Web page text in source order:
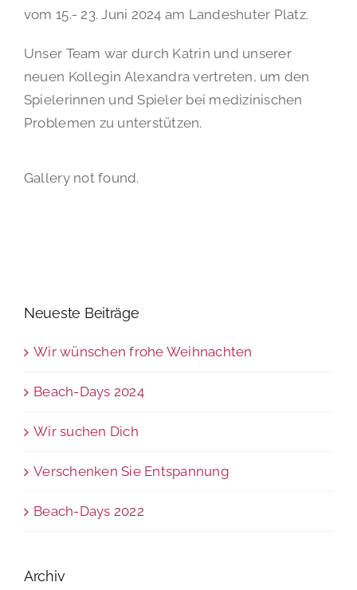
vom 15.- 23. Juni 2024 am Landeshuter Platz.
Unser Team war durch Katrin und unserer
neuen Kollegin Alexandra vertreten, um den
Spielerinnen und Spieler bei medizinischen
Problemen zu unterstützen.
Gallery not found.
Neueste Beiträge
Wir wünschen frohe Weihnachten
Beach-Days 2024
Wir suchen Dich
Verschenken Sie Entspannung
Beach-Days 2022
Archiv